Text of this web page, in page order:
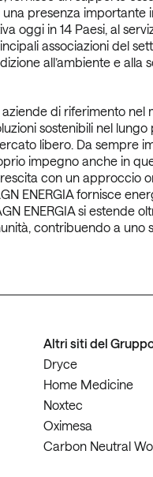
una presenza
oggi in 14 Paesi, al
associazioni del
all’ambiente e alla
di riferimento
sostenibili nel
libero. Da sempre
impegno anche in
con un approccio
ENERGIA fornisce
ENERGIA si estende
contribuendo a uno
Altri siti del
Dryce
Home Medicine
Noxtec
Oximesa
Carbon Neutral